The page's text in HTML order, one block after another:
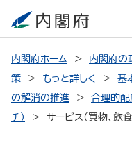
内閣府ホーム 内閣府の
策
もっと詳しく 基
の解消の推進
合理的配
チ）
サービス(買物、飲